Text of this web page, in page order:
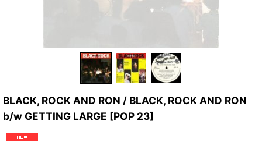
BLACK, ROCK AND RON / BLACK, ROCK AND RON
b/w GETTING LARGE [POP 23]